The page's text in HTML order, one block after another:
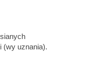
(wy uznania).